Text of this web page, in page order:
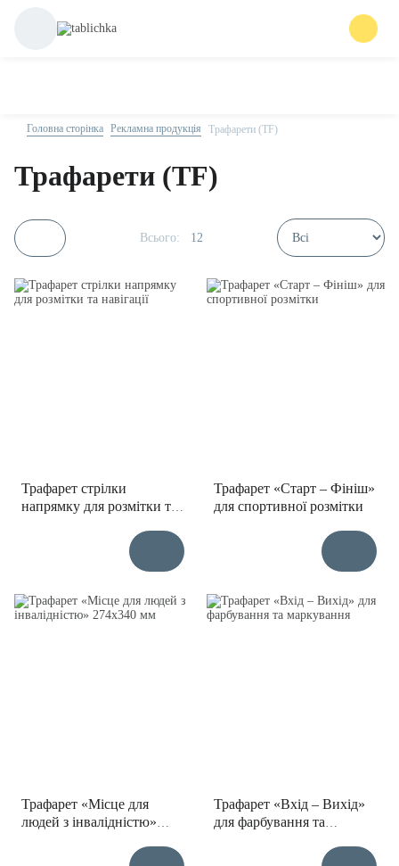
Головна сторінка Рекламна продукція Трафарети (TF)
Трафарети (TF)
Всього: 12
Трафарет стрілки
напрямку для розмітки та
Трафарет «Старт – Фініш»
для спортивної розмітки
Трафарет «Місце для
людей з інвалідністю»
Трафарет «Вхід – Вихід»
для фарбування та